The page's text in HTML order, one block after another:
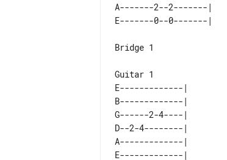
A-------2--2-------|
Bridge 1
E-------------|
B-------------|
G------2-4----|
D--2-4--------|
A-------------|